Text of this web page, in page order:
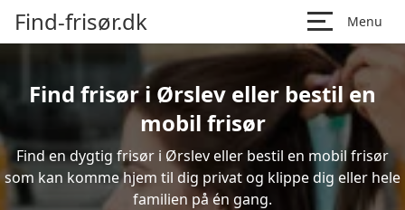
Find-frisør.dk Menu
Find frisør i Ørslev eller bestil en
mobil frisør
Find en dygtig frisør i Ørslev eller bestil en mobil frisør
som kan komme hjem til dig privat og klippe dig eller hele
familien på én gang.